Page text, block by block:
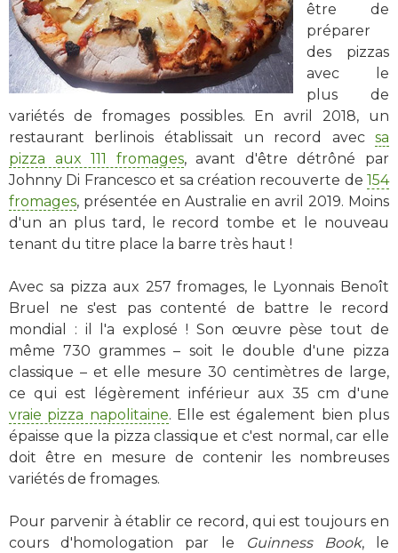
être de
préparer
des pizzas
avec le
plus de
variétés de fromages possibles. En avril 2018, un
restaurant berlinois établissait un record avec sa
pizza aux 111 fromages, avant d'être détrôné par
Johnny Di Francesco et sa création recouverte de 154
fromages, présentée en Australie en avril 2019. Moins
d'un an plus tard, le record tombe et le nouveau
tenant du titre place la barre très haut !
Avec sa pizza aux 257 fromages, le Lyonnais Benoît
Bruel ne s'est pas contenté de battre le record
mondial : il l'a explosé ! Son œuvre pèse tout de
même 730 grammes – soit le double d'une pizza
classique – et elle mesure 30 centimètres de large,
ce qui est légèrement inférieur aux 35 cm d'une
vraie pizza napolitaine. Elle est également bien plus
épaisse que la pizza classique et c'est normal, car elle
doit être en mesure de contenir les nombreuses
variétés de fromages.
Pour parvenir à établir ce record, qui est toujours en
cours d'homologation par le
Guinness Book, le